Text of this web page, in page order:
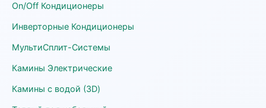
On/Off Кондиционеры
Инверторные Кондиционеры
МультиСплит-Системы
Камины Электрические
Камины с водой (3D)